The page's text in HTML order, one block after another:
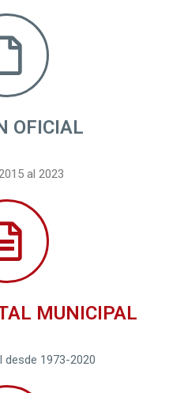
OFICIAL
al 2023
MUNICIPAL
desde 1973-2020